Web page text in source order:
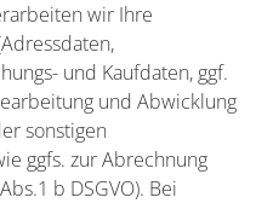
wir Ihre
und Kaufdaten, ggf.
und Abwicklung
sonstigen
ggfs. zur Abrechnung
b DSGVO). Bei